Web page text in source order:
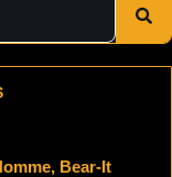
Bear-It